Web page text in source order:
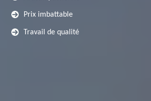
Prix imbattable
Travail de qualité